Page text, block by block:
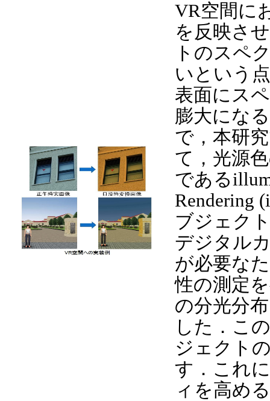
VR空間に
を反映さ
トのスペ
いという
表面にス
膨大にな
で，本研
て，光源
である
Rendering
ブジェク
デジタル
が必要な
性の測定
の分光分
した．こ
ジェクト
す．これ
ィを高め